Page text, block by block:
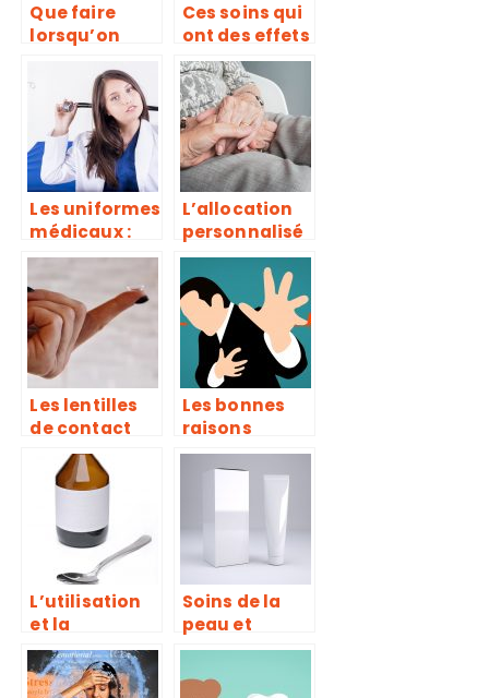
Que faire
lorsqu’on
mal de cou ?
Ces soins qui
ont des effets
santés, mais
que l’on
confond avec
des soins de
beauté!
Les uniformes
médicaux :
caractéristiq
ues et
obligations
L’allocation
personnalisé
e
d’autonomie :
les points
essentiels
Les lentilles
de contact
sont-elles
dangereuses
Les bonnes
raisons
d’utiliser des
défibrillateur
particuliers
et les
professionnel
s
L’utilisation
et la
conservation
des poppers
Soins de la
peau et
produits
à base de